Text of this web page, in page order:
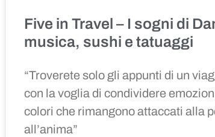
Five in Travel – I sogni di
musica, sushi e tatuaggi
“Troverete solo gli appunti di un
con la voglia di condividere
colori che rimangono attaccati alla
all’anima”